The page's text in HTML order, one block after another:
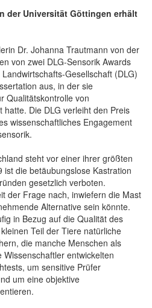
der Universität Göttingen erhält
Dr. Johanna Trautmann von der
von zwei DLG-Sensorik Awards
Gesellschaft (DLG)
aus, in der sie
Qualitätskontrolle von
Die DLG verleiht den Preis
wissenschaftliches Engagement
steht vor einer ihrer größten
die betäubungslose Kastration
gesetzlich verboten.
der Frage nach, inwiefern die Mast
Alternative sein könnte.
in Bezug auf die Qualität des
Teil der Tiere natürliche
die manche Menschen als
entwickelten
um sensitive Prüfer
um eine objektive